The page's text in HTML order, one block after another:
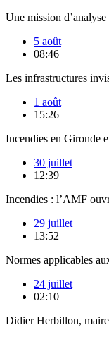
Une mission
5 août
08:46
Les infrastructures
1 août
15:26
Incendies en Gironde
30 juillet
12:39
Incendies : l’AMF
29 juillet
13:52
Normes applicables
24 juillet
02:10
Didier Herbillon, maire